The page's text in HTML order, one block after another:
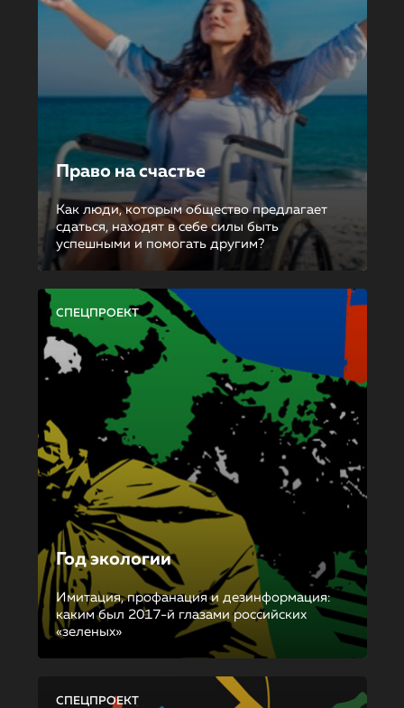
Право на счастье
Как люди, которым общество предлагает
сдаться, находят в себе силы быть
успешными и помогать другим?
СПЕЦПРОЕКТ
Год экологии
Имитация, профанация и дезинформация:
каким был 2017-й глазами российских
«зеленых»
СПЕЦПРОЕКТ